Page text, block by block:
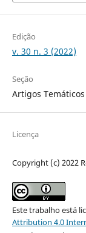
Edição
v. 30 n. 3 (2022)
Seção
Artigos
Licença
Copyright (c) 2022
Este trabalho está
Attribution 4.0